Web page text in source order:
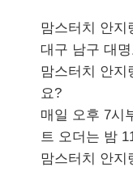
맘스터치 안지
대구 남구 대
맘스터치 안지
요?
매일 오후 7시
트 오더는 밤
맘스터치 안지